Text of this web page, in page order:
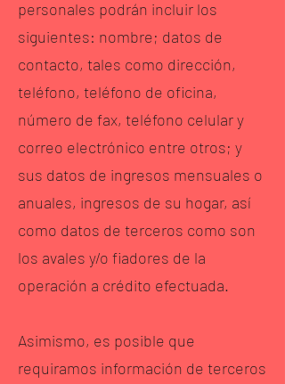
personales podrán incluir los
siguientes: nombre; datos de
contacto, tales como dirección,
teléfono, teléfono de oficina,
número de fax, teléfono celular y
correo electrónico entre otros; y
sus datos de ingresos mensuales o
anuales, ingresos de su hogar, así
como datos de terceros como son
los avales y/o fiadores de la
operación a crédito efectuada.
Asimismo, es posible que
requiramos información de terceros